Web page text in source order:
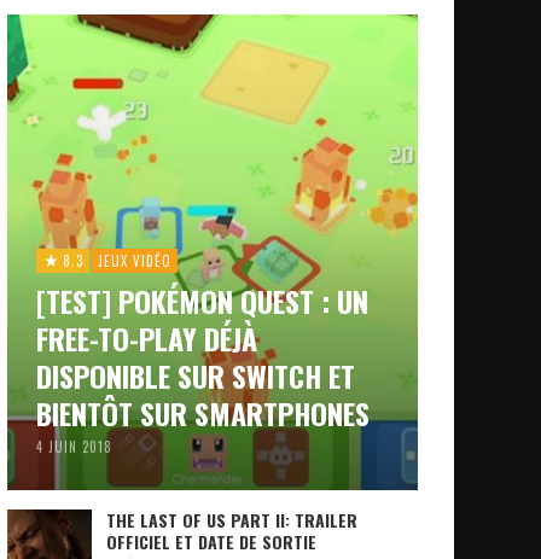
8.3 JEUX VIDÉO
[TEST] POKÉMON QUEST : UN
FREE-TO-PLAY DÉJÀ
DISPONIBLE SUR SWITCH ET
BIENTÔT SUR SMARTPHONES
4 JUIN 2018
THE LAST OF US PART II: TRAILER
OFFICIEL ET DATE DE SORTIE